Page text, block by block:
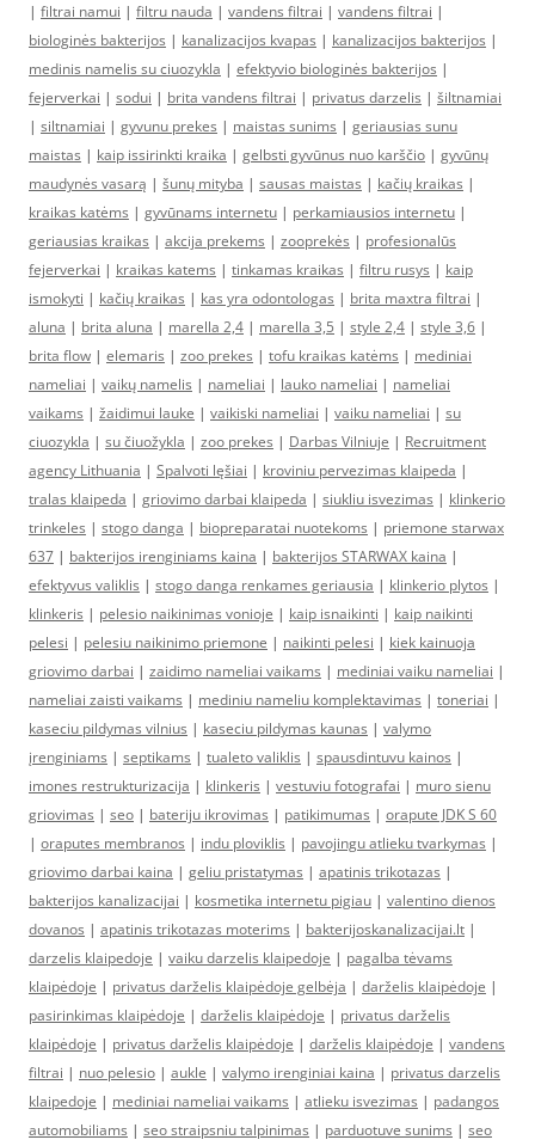
| filtrai namui | filtru nauda | vandens filtrai | vandens filtrai |
biologinės bakterijos | kanalizacijos kvapas | kanalizacijos bakterijos |
medinis namelis su ciuozykla | efektyvio biologinės bakterijos |
fejerverkai | sodui | brita vandens filtrai | privatus darzelis | šiltnamiai
| siltnamiai | gyvunu prekes | maistas sunims | geriausias sunu
maistas | kaip issirinkti kraika | gelbsti gyvūnus nuo karščio | gyvūnų
maudynės vasarą | šunų mityba | sausas maistas | kačių kraikas |
kraikas katėms | gyvūnams internetu | perkamiausios internetu |
geriausias kraikas | akcija prekems | zooprekės | profesionalūs
fejerverkai | kraikas katems | tinkamas kraikas | filtru rusys | kaip
ismokyti | kačių kraikas | kas yra odontologas | brita maxtra filtrai |
aluna | brita aluna | marella 2,4 | marella 3,5 | style 2,4 | style 3,6 |
brita flow | elemaris | zoo prekes | tofu kraikas katėms | mediniai
nameliai | vaikų namelis | nameliai | lauko nameliai | nameliai
vaikams | žaidimui lauke | vaikiski nameliai | vaiku nameliai | su
ciuozykla | su čiuožykla | zoo prekes | Darbas Vilniuje | Recruitment
agency Lithuania | Spalvoti lęšiai | kroviniu pervezimas klaipeda |
tralas klaipeda | griovimo darbai klaipeda | siukliu isvezimas | klinkerio
trinkeles | stogo danga | biopreparatai nuotekoms | priemone starwax
637 | bakterijos irenginiams kaina | bakterijos STARWAX kaina |
efektyvus valiklis | stogo danga renkames geriausia | klinkerio plytos |
klinkeris | pelesio naikinimas vonioje | kaip isnaikinti | kaip naikinti
pelesi | pelesiu naikinimo priemone | naikinti pelesi | kiek kainuoja
griovimo darbai | zaidimo nameliai vaikams | mediniai vaiku nameliai |
nameliai zaisti vaikams | mediniu nameliu komplektavimas | toneriai |
kaseciu pildymas vilnius | kaseciu pildymas kaunas | valymo
įrenginiams | septikams | tualeto valiklis | spausdintuvu kainos |
imones restrukturizacija | klinkeris | vestuviu fotografai | muro sienu
griovimas | seo | bateriju ikrovimas | patikimumas | orapute JDK S 60
| oraputes membranos | indu ploviklis | pavojingu atlieku tvarkymas |
griovimo darbai kaina | geliu pristatymas | apatinis trikotazas |
bakterijos kanalizacijai | kosmetika internetu pigiau | valentino dienos
dovanos | apatinis trikotazas moterims | bakterijoskanalizacijai.lt |
darzelis klaipedoje | vaiku darzelis klaipedoje | pagalba tėvams
klaipėdoje | privatus darželis klaipėdoje gelbėja | darželis klaipėdoje |
pasirinkimas klaipėdoje | darželis klaipėdoje | privatus darželis
klaipėdoje | privatus darželis klaipėdoje | darželis klaipėdoje | vandens
filtrai | nuo pelesio | aukle | valymo irenginiai kaina | privatus darzelis
klaipedoje | mediniai nameliai vaikams | atlieku isvezimas | padangos
automobiliams | seo straipsniu talpinimas | parduotuve sunims | seo